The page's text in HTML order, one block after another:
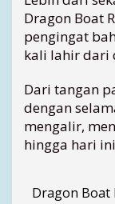
Dragon Boat
pengingat
kali lahir dari
Dari tangan
dengan
mengalir,
hingga hari
Dragon Boat